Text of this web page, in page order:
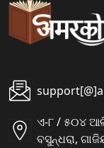
ଏ-୮ / ୫୦୪
ବସୁନ୍ଧରା,